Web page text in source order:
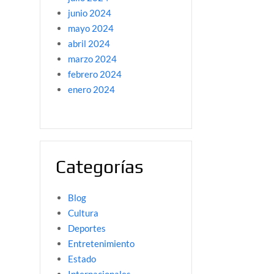
junio 2024
mayo 2024
abril 2024
marzo 2024
febrero 2024
enero 2024
Categorías
Blog
Cultura
Deportes
Entretenimiento
Estado